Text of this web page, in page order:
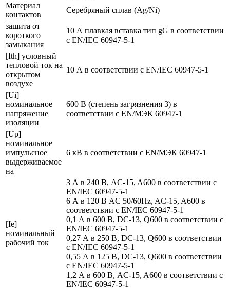
Материал
контактов
Серебряный сплав (Ag/Ni)
защита от
короткого
замыкания
10 А плавкая вставка тип gG в соответствии
с EN/IEC 60947-5-1
[Ith] условный
тепловой ток на
открытом
воздухе
10 А в соответствии с EN/IEC 60947-5-1
[Ui]
номинальное
напряжение
изоляции
600 В (степень загрязнения 3) в
соответствии с EN/МЭК 60947-1
[Up]
номинальное
импульсное
выдерживаемое
на
6 кВ в соответствии с EN/МЭК 60947-1
[Ie]
номинальный
рабочий ток
3 А в 240 В, AC-15, A600 в соответствии с
EN/IEC 60947-5-1
6 А в 120 В AC 50/60Hz, AC-15, A600 в
соответствии с EN/IEC 60947-5-1
0,1 А в 600 В, DC-13, Q600 в соответствии с
EN/IEC 60947-5-1
0,27 А в 250 В, DC-13, Q600 в соответствии
с EN/IEC 60947-5-1
0,55 А в 125 В, DC-13, Q600 в соответствии
с EN/IEC 60947-5-1
1,2 А в 600 В, AC-15, A600 в соответствии с
EN/IEC 60947-5-1